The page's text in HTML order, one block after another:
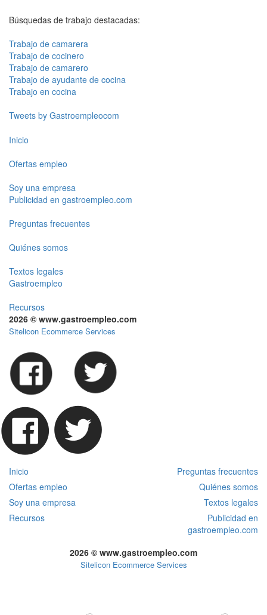
Búsquedas de trabajo destacadas:
Trabajo de camarera
Trabajo de cocinero
Trabajo de camarero
Trabajo de ayudante de cocina
Trabajo en cocina
Tweets by Gastroempleocom
Inicio
Ofertas empleo
Soy una empresa
Publicidad en gastroempleo.com
Preguntas frecuentes
Quiénes somos
Textos legales
Gastroempleo
Recursos
2026 © www.gastroempleo.com
Sitelicon Ecommerce Services
Inicio
Preguntas frecuentes
Ofertas empleo
Quiénes somos
Soy una empresa
Textos legales
Recursos
Publicidad en
gastroempleo.com
2026 © www.gastroempleo.com
Sitelicon Ecommerce Services